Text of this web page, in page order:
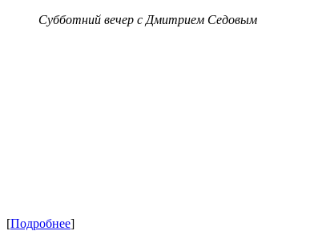
Субботний вечер с Дмитрием Седовым
[Подробнее]